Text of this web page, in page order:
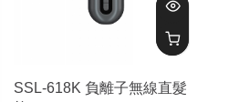
SSL-618K 負離子無線直髮